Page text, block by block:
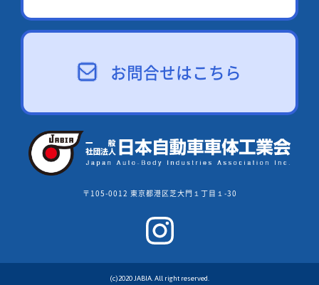
お問合せはこちら
〒105-0012 東京都港区芝大門１丁目１-30
(c)2020 JABIA. All right reserved.